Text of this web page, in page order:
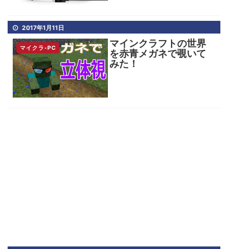
2017年1月11日
マイクラ-PC
マインクラフトの世界
を赤青メガネで覗いて
みた！